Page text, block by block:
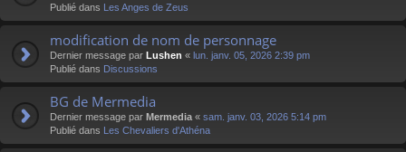
Publié dans Les Anges de Zeus
modification de nom de personnage
Dernier message par Lushen « lun. janv. 05, 2026 2:39 pm
Publié dans Discussions
BG de Mermedia
Dernier message par Mermedia « sam. janv. 03, 2026 5:14 pm
Publié dans Les Chevaliers d'Athéna